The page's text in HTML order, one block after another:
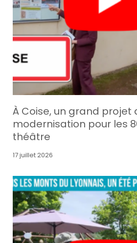
À Coise, un grand projet
modernisation pour les
théâtre
17 juillet 2026